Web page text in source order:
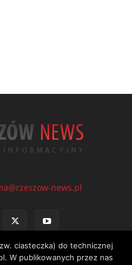
news.pl
ciasteczka) do technicznej
W publikowanych przez nas